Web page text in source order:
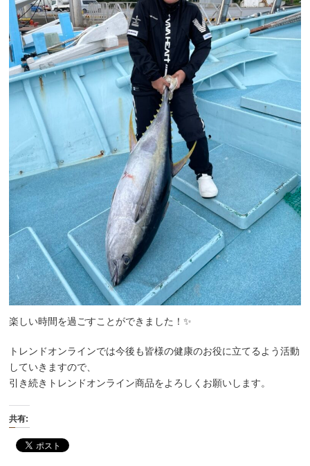
楽しい時間を過ごすことができました！✨
トレンドオンラインでは今後も皆様の健康のお役に立てるよう活動
していきますので、
引き続きトレンドオンライン商品をよろしくお願いします。
共有: